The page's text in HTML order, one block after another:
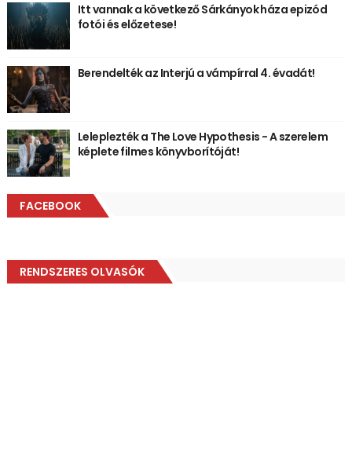
Itt vannak a következő Sárkányok háza epizód
fotói és előzetese!
Berendelték az Interjú a vámpírral 4. évadát!
Leleplezték a The Love Hypothesis - A szerelem
képlete filmes könyvborítóját!
FACEBOOK
RENDSZERES OLVASÓK